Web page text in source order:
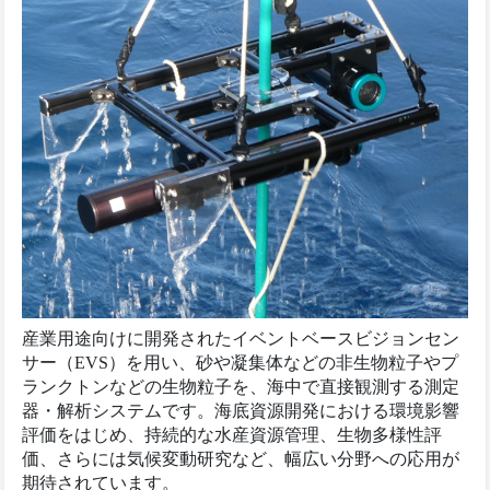
産業用途向けに開発されたイベントベースビジョンセン
サー（EVS）を用い、砂や凝集体などの非生物粒子やプ
ランクトンなどの生物粒子を、海中で直接観測する測定
器・解析システムです。海底資源開発における環境影響
評価をはじめ、持続的な水産資源管理、生物多様性評
価、さらには気候変動研究など、幅広い分野への応用が
期待されています。